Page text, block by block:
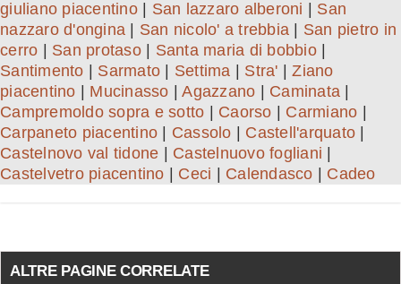
giuliano piacentino| San lazzaro alberoni
San
nazzaro d'ongina
San nicolo' a trebbia
San pietro in
cerro
San protaso| Santa maria di bobbio|
Santimento
Sarmato Settima Stra' |Ziano
piacentino
Mucinasso |Agazzano Caminata
Campremoldo sopra e sotto
Caorso Carmiano
Carpaneto piacentino
Cassolo Castell'arquato
Castelnovo val tidone
Castelnuovo fogliani
Castelvetro piacentino
Ceci Calendasco Cadeo
ALTRE PAGINE CORRELATE